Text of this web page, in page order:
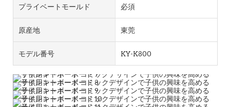
プライベートモールド 必須
原産地 東莞
モデル番号 KY-K800